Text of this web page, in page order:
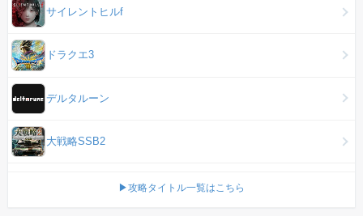
サイレントヒルf
ドラクエ3
デルタルーン
大戦略SSB2
▶攻略タイトル一覧はこちら